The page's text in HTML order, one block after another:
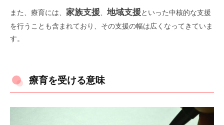
また、療育には、 家族支援 地域支援といった中核的な支援
を行うことも含まれており、その支援の幅は広くなってきていま
す。
療育を受ける意味